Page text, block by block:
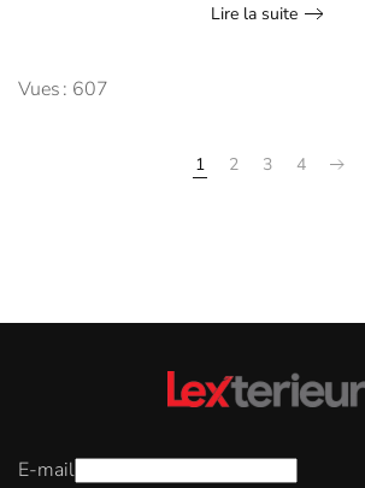
Lire la suite
Vues : 607
1 2 3 4
E-mail